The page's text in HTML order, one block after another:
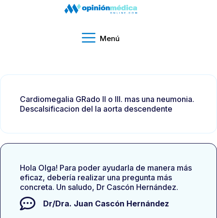
Menú
Cardiomegalia GRado II o III. mas una neumonia.
Descalsificacion del la aorta descendente
Hola Olga! Para poder ayudarla de manera más
eficaz, debería realizar una pregunta más
concreta. Un saludo, Dr Cascón Hernández.
Dr/Dra. Juan Cascón Hernández